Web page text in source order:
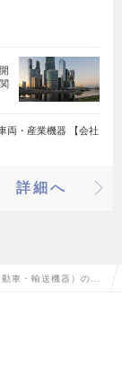
両・産業機器 【会社
詳細へ
車・輸送機器）の設
体）の転職・求人情